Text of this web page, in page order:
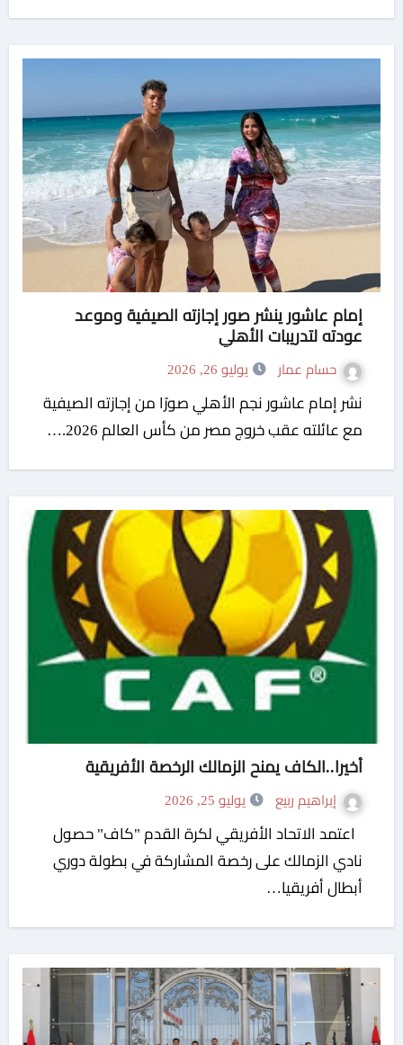
إمام عاشور ينشر صور إجازته الصيفية وموعد
عودته لتدريبات الأهلي
حسام عمار يوليو 26, 2026
نشر إمام عاشور نجم الأهلي صورًا من إجازته الصيفية
مع عائلته عقب خروج مصر من كأس العالم 2026.…
أخيرا..الكاف يمنح الزمالك الرخصة الأفريقية
إبراهيم ربيع يوليو 25, 2026
اعتمد الاتحاد الأفريقي لكرة القدم "كاف" حصول
نادي الزمالك على رخصة المشاركة في بطولة دوري
أبطال أفريقيا…